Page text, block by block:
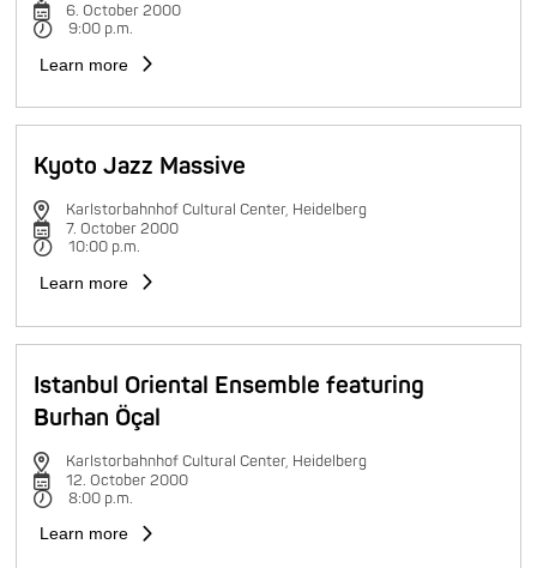
6. October 2000
9:00 p.m.
Learn more
Kyoto Jazz Massive
Karlstorbahnhof Cultural Center, Heidelberg
7. October 2000
10:00 p.m.
Learn more
Istanbul Oriental Ensemble featuring
Burhan Öçal
Karlstorbahnhof Cultural Center, Heidelberg
12. October 2000
8:00 p.m.
Learn more